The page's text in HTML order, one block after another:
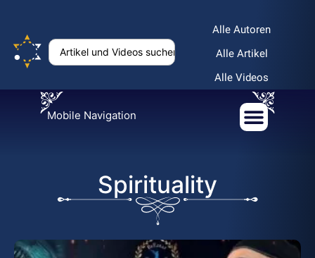
Alle Autoren
Alle Artikel
Alle Videos
Mobile Navigation
Spirituality